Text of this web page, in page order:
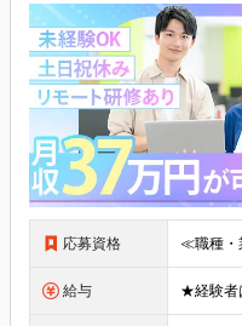
応募資格
給与